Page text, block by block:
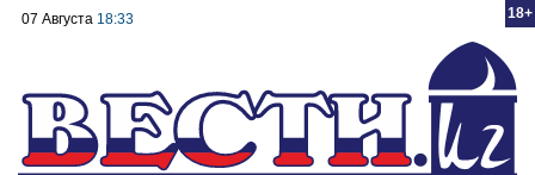
18+
07 Августа 18:33